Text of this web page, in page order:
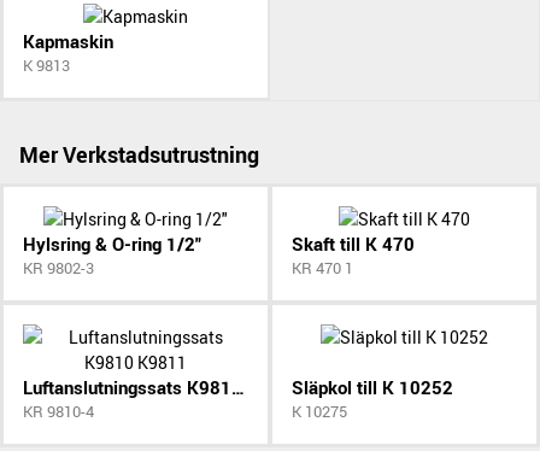
Kapmaskin
K 9813
Mer Verkstadsutrustning
Hylsring & O-ring 1/2"
KR 9802-3
Skaft till K 470
KR 470 1
Luftanslutningssats K9810 K9811
KR 9810-4
Släpkol till K 10252
K 10275